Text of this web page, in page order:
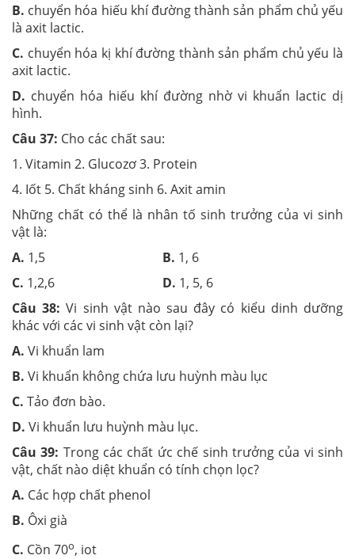
B. chuyển hóa hiếu khí đường thành sản phẩm chủ yếu
là axit lactic.
C. chuyển hóa kị khí đường thành sản phẩm chủ yếu là
axit lactic.
D. chuyển hóa hiếu khí đường nhờ vi khuẩn lactic dị
hình.
Câu 37: Cho các chất sau:
1. Vitamin 2. Glucozơ 3. Protein
4. Iốt 5. Chất kháng sinh 6. Axit amin
Những chất có thể là nhân tố sinh trưởng của vi sinh
vật là:
A. 1,5 B. 1, 6
C. 1,2,6 D. 1, 5, 6
Câu 38:Vi sinh vật nào sau đây có kiểu dinh dưỡng
khác với các vi sinh vật còn lại?
A. Vi khuẩn lam
B. Vi khuẩn không chứa lưu huỳnh màu lục
C. Tảo đơn bào.
D. Vi khuẩn lưu huỳnh màu lục.
Câu 39: Trong các chất ức chế sinh trưởng của vi sinh
vật, chất nào diệt khuẩn có tính chọn lọc?
A. Các hợp chất phenol
B. Ôxi già
C. Cồn 70o, iot